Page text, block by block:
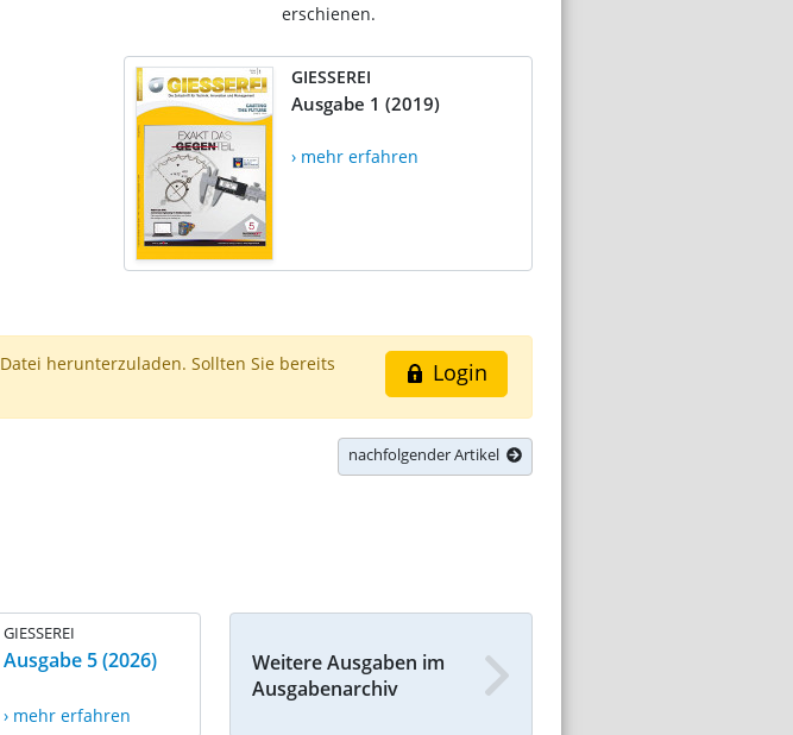
erschienen.
GIESSEREI
Ausgabe 1 (2019)
› mehr erfahren
Login
herunterzuladen. Sollten Sie bereits
nachfolgender Artikel
GIESSEREI
Ausgabe 5 (2026)
› mehr erfahren
Weitere Ausgaben im
Ausgabenarchiv